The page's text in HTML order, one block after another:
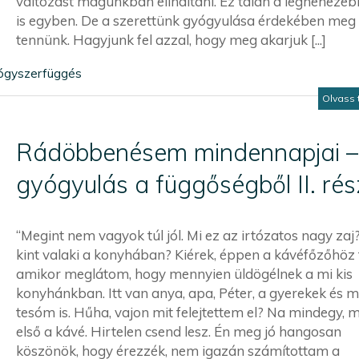
is egyben. De a szerettünk gyógyulása érdekében meg
tennünk. Hagyjunk fel azzal, hogy meg akarjuk [...]
Olvass
Rádöbbenésem mindennapjai –
gyógyulás a függőségből II.
“Megint nem vagyok túl jól. Mi ez az irtózatos nagy
kint valaki a konyhában? Kiérek, éppen a
amikor meglátom, hogy mennyien üldögélnek a mi kis
konyhánkban. Itt van anya, apa, Péter, a gyerekek és
tesóm is. Hűha, vajon mit felejtettem el? Na mindegy,
első a kávé. Hirtelen csend lesz. Én meg jó hangosan
köszönök, hogy érezzék, nem igazán számítottam a